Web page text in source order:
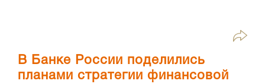
В Банке России поделились
планами стратегии финансовой